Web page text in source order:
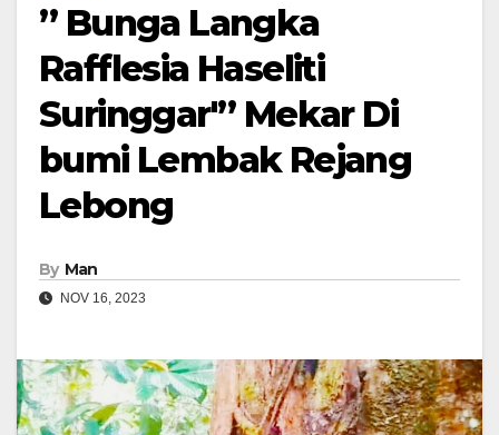
” Bunga Langka
Rafflesia Haseliti
Suringgar'” Mekar Di
bumi Lembak Rejang
Lebong
By Man
NOV 16, 2023